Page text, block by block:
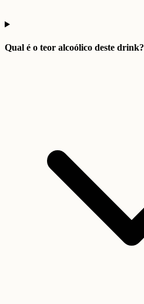
Qual é o teor alcoólico deste drink?